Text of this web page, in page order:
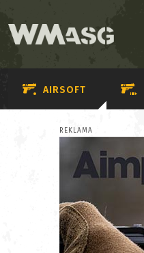
AIRSOFT
REKLAMA